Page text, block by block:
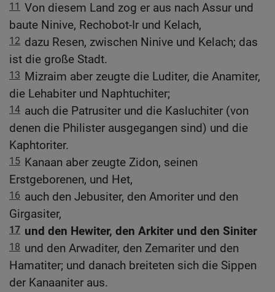
11 Von diesem Land zog er aus nach Assur und
baute Ninive, Rechobot-Ir und Kelach,
12 dazu Resen, zwischen Ninive und Kelach; das
ist die große Stadt.
13 Mizraim aber zeugte die Luditer, die Anamiter,
die Lehabiter und Naphtuchiter;
14 auch die Patrusiter und die Kasluchiter (von
denen die Philister ausgegangen sind) und die
Kaphtoriter.
15 Kanaan aber zeugte Zidon, seinen
Erstgeborenen, und Het,
16 auch den Jebusiter, den Amoriter und den
Girgasiter,
17 und den Hewiter, den Arkiter und den Siniter
18 und den Arwaditer, den Zemariter und den
Hamatiter; und danach breiteten sich die Sippen
der Kanaaniter aus.